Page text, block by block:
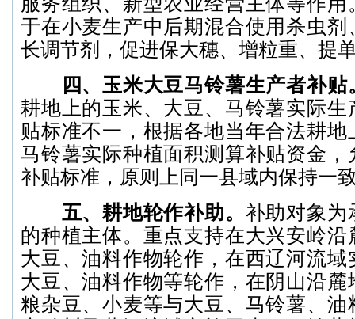
于在小麦生产中后期混合使用杀虫剂
长调节剂，促进保大穗、增粒重、提
四、玉米大豆马铃薯生产者补贴
耕地上的玉米、大豆、马铃薯实际生
贴标准不一，根据各地当年合法耕
马铃薯实际种植面积测算补贴资金
补贴标准，原则上同一县域内保持一
五、耕地轮作补助。 补助对象为
的种植主体。重点支持在大兴安岭
大豆、油料作物轮作，在西辽河流
大豆、油料作物等轮作，在阴山沿
粮杂豆、小麦等与大豆、马铃薯、油